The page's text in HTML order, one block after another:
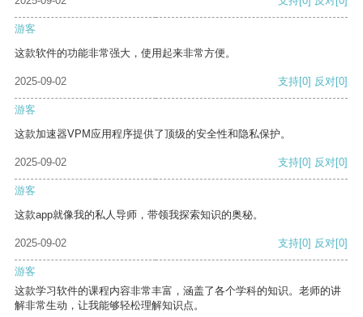
游客
这款软件的功能非常强大，使用起来非常方便。
2025-09-02 支持[0] 反对[0]
游客
这款加速器VPM应用程序提供了顶级的安全性和隐私保护。
2025-09-02 支持[0] 反对[0]
游客
这款app就像我的私人导师，带领我探索知识的奥秘。
2025-09-02 支持[0] 反对[0]
游客
这款学习软件的课程内容非常丰富，涵盖了各个学科的知识。老师的讲
解非常生动，让我能够轻松理解知识点。